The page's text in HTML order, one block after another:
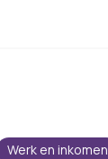
Werk en inkomen